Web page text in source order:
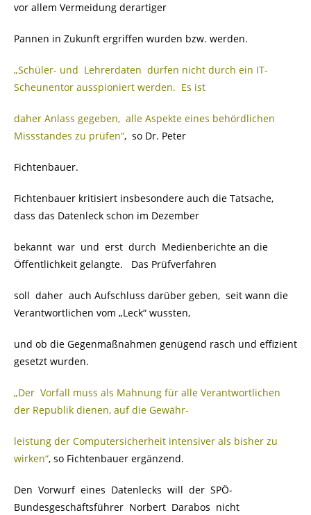
vor allem Vermeidung derartiger
Pannen in Zukunft ergriffen wurden bzw. werden.
„Schüler- und Lehrerdaten dürfen nicht durch ein IT-
Scheunentor ausspioniert werden. Es ist
daher Anlass gegeben, alle Aspekte eines behördlichen
Missstandes zu prüfen“, so Dr. Peter
Fichtenbauer.
Fichtenbauer kritisiert insbesondere auch die Tatsache,
dass das Datenleck schon im Dezember
bekannt war und erst durch Medienberichte an die
Öffentlichkeit gelangte. Das Prüfverfahren
soll daher auch Aufschluss darüber geben, seit wann die
Verantwortlichen vom „Leck“ wussten,
und ob die Gegenmaßnahmen genügend rasch und effizient
gesetzt wurden.
„Der Vorfall muss als Mahnung für alle Verantwortlichen
der Republik dienen, auf die Gewähr-
leistung der Computersicherheit intensiver als bisher zu
wirken“, so Fichtenbauer ergänzend.
Den Vorwurf eines Datenlecks will der SPÖ-
Bundesgeschäftsführer Norbert Darabos nicht